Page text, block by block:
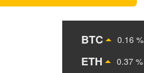
BTC 0.16 %
ETH
0.37 %